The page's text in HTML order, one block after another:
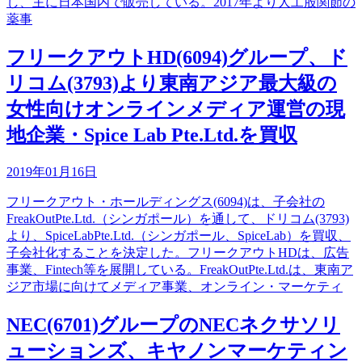
薬事
フリークアウトHD(6094)グループ、ド
リコム(3793)より東南アジア最大級の
女性向けオンラインメディア運営の現
地企業・Spice Lab Pte.Ltd.を買収
2019年01月16日
フリークアウト・ホールディングス(6094)は、子会社の
FreakOutPte.Ltd.（シンガポール）を通して、ドリコム(3793)
より、SpiceLabPte.Ltd.（シンガポール、SpiceLab）を買収、
子会社化することを決定した。フリークアウトHDは、広告
事業、Fintech等を展開している。FreakOutPte.Ltd.は、東南ア
ジア市場に向けてメディア事業、オンライン・マーケティ
NEC(6701)グループのNECネクサソリ
ューションズ、キヤノンマーケティン